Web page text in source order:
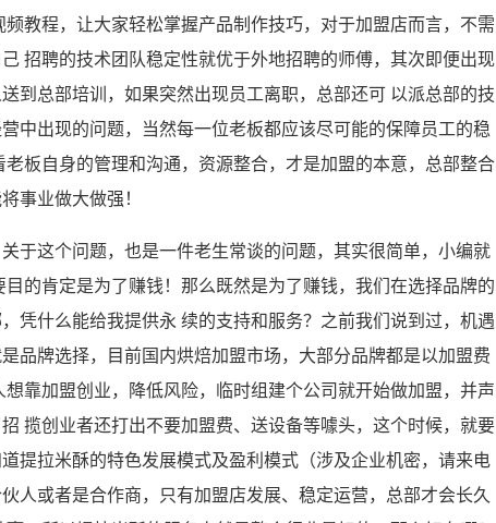
教程，让大家轻松掌握产品制作技巧，对于加盟店而言，不需
招聘的技术团队稳定性就优于外地招聘的师傅，其次即便出现
到总部培训，如果突然出现员工离职，总部还可 以派总部的技
中出现的问题，当然每一位老板都应该尽可能的保障员工的稳
板自身的管理和沟通，资源整合，才是加盟的本意，总部整合
事业做大做强！
于这个问题，也是一件老生常谈的问题，其实很简单，小编就
的肯定是为了赚钱！那么既然是为了赚钱，我们在选择品牌的
凭什么能给我提供永 续的支持和服务？之前我们说到过，机遇
品牌选择，目前国内烘焙加盟市场，大部分品牌都是以加盟费
靠加盟创业，降低风险，临时组建个公司就开始做加盟，并声
揽创业者还打出不要加盟费、送设备等噱头，这个时候，就要
提拉米酥的特色发展模式及盈利模式（涉及企业机密，请来电
人或者是合作商，只有加盟店发展、稳定运营，总部才会长久